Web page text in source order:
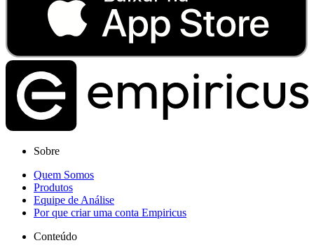
Sobre
Quem Somos
Produtos
Equipe de Análise
Por que criar uma conta Empiricus
Conteúdo